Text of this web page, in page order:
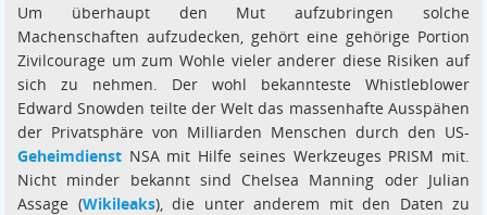
Um überhaupt den Mut aufzubringen solche
Machenschaften aufzudecken, gehört eine gehörige Portion
Zivilcourage um zum Wohle vieler anderer diese Risiken auf
sich zu nehmen. Der wohl bekannteste Whistleblower
Edward Snowden teilte der Welt das massenhafte Ausspähen
der Privatsphäre von Milliarden Menschen durch den US-
Geheimdienst NSA mit Hilfe seines Werkzeuges PRISM mit.
Nicht minder bekannt sind Chelsea Manning oder Julian
Assage (Wikileaks), die unter anderem mit den Daten zu